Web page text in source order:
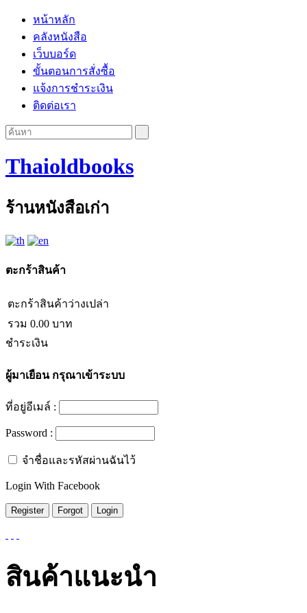
หน้าหลัก
คลังหนังสือ
เว็บบอร์ด
ขั้นตอนการสั่งซื้อ
แจ้งการชำระเงิน
ติดต่อเรา
Thaioldbooks
ร้านหนังสือเก่า
ตะกร้าสินค้า
ตะกร้าสินค้าว่างเปล่า
รวม 0.00 บาท
ชำระเงิน
ผู้มาเยือนกรุณาเข้าระบบ
ที่อยู่อีเมล์ :
Password :
จำชื่อและรหัสผ่านฉันไว้
Login With Facebook
สินค้าแนะนำ